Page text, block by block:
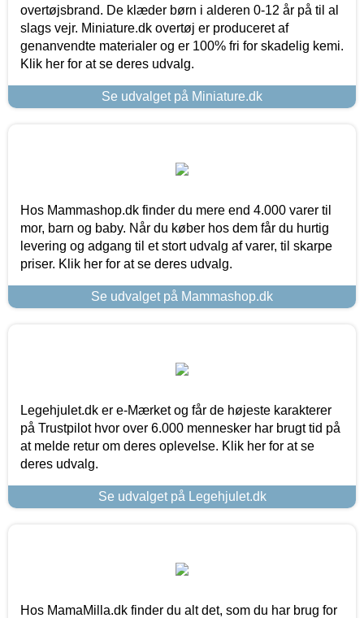
overtøjsbrand. De klæder børn i alderen 0-12 år på til al
slags vejr. Miniature.dk overtøj er produceret af
genanvendte materialer og er 100% fri for skadelig kemi.
Klik her for at se deres udvalg.
Se udvalget på Miniature.dk
Hos Mammashop.dk finder du mere end 4.000 varer til
mor, barn og baby. Når du køber hos dem får du hurtig
levering og adgang til et stort udvalg af varer, til skarpe
priser. Klik her for at se deres udvalg.
Se udvalget på Mammashop.dk
Legehjulet.dk er e-Mærket og får de højeste karakterer
på Trustpilot hvor over 6.000 mennesker har brugt tid på
at melde retur om deres oplevelse. Klik her for at se
deres udvalg.
Se udvalget på Legehjulet.dk
Hos MamaMilla.dk finder du alt det, som du har brug for